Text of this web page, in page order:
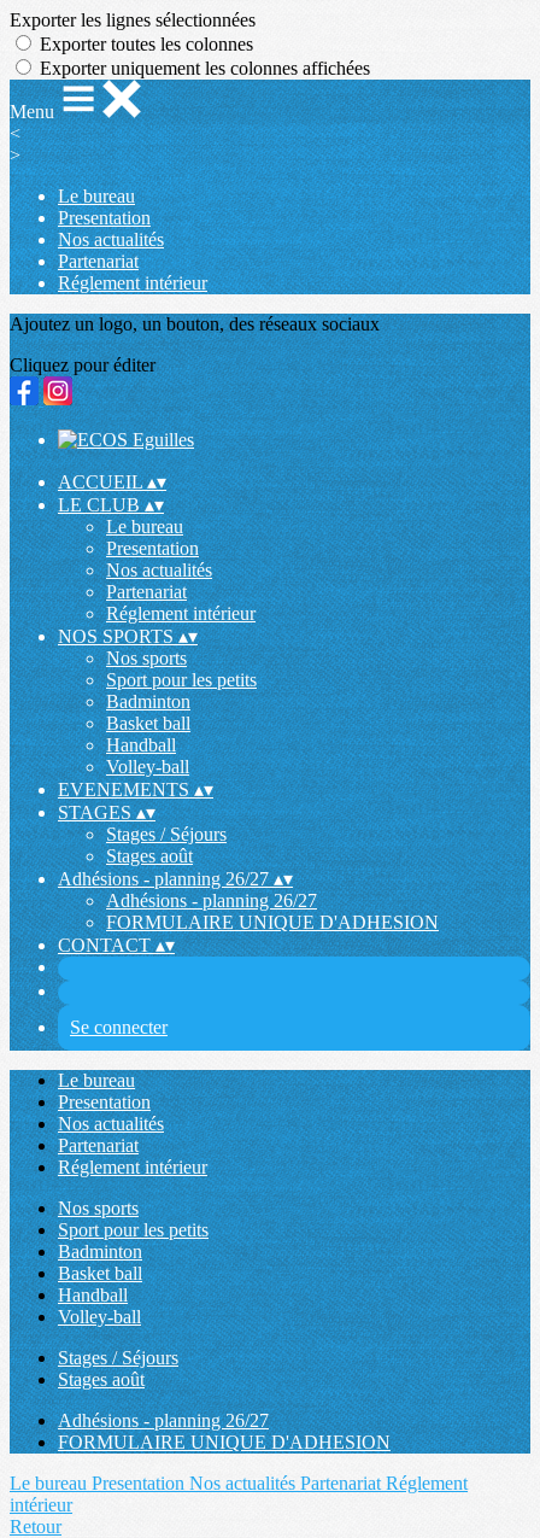
Exporter les lignes sélectionnées
Exporter toutes les colonnes
Exporter uniquement les colonnes affichées
Menu
<
>
Le bureau
Presentation
Nos actualités
Partenariat
Réglement intérieur
Ajoutez un logo, un bouton, des réseaux sociaux
Cliquez pour éditer
ACCUEIL▴▾
LE CLUB▴▾
Le bureau
Presentation
Nos actualités
Partenariat
Réglement intérieur
NOS SPORTS▴▾
Nos sports
Sport pour les petits
Badminton
Basket ball
Handball
Volley-ball
EVENEMENTS▴▾
STAGES▴▾
Stages / Séjours
Stages août
Adhésions - planning 26/27▴▾
Adhésions - planning 26/27
FORMULAIRE UNIQUE D'ADHESION
CONTACT▴▾
Se connecter
Le bureau
Presentation
Nos actualités
Partenariat
Réglement intérieur
Nos sports
Sport pour les petits
Badminton
Basket ball
Handball
Volley-ball
Stages / Séjours
Stages août
Adhésions - planning 26/27
FORMULAIRE UNIQUE D'ADHESION
Le bureau Presentation Nos actualités Partenariat Réglement
intérieur
Retour